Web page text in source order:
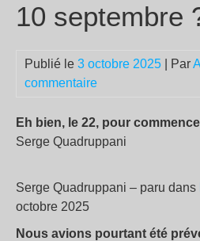
10 septembre
Publié le 3 octobre 2025 | Par
commentaire
Eh bien, le 22, pour
Serge Quadruppani
Serge Quadruppani – paru dans
octobre 2025
Nous avions pourtant été